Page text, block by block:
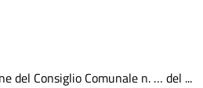
del Consiglio Comunale n. … del ...